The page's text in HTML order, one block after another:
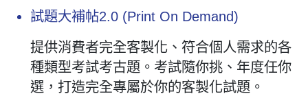
試題大補帖2.0 (Print On Demand)
提供消費者完全客製化、符合個人需求的各
種類型考試考古題。考試隨你挑、年度任你
選，打造完全專屬於你的客製化試題。